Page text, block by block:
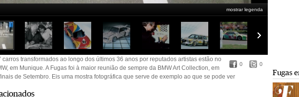
carros transformados ao longo dos últimos 36 anos por reputados artistas estão no Museu da BMW em
foi à maior reunião de sempre da BMW Art Collection em exibição até finais de Setembro. Eis uma mostra
serve de exemplo ao que se pode ver. Carla B. Ribeiro conta mais em http://fugas.publico.pt/284446
mostrar legenda
0 0
carros transformados ao longo dos últimos 36 anos por reputados artistas estão no
em Munique. A Fugas foi à maior reunião de sempre da BMW Art Collection, em
de Setembro. Eis uma mostra fotográfica que serve de exemplo ao que se pode ver
Fugas